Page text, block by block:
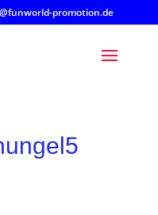
promotion.de